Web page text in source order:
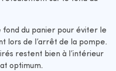
fond du panier pour éviter le
lors de l’arrêt de la pompe.
restent bien à l’intérieur
optimum.